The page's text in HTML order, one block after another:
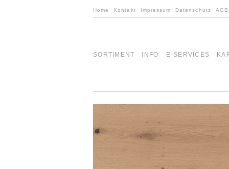
Home Kontakt Impressum Datenschutz AGB
SORTIMENT INFO E-SERVICES